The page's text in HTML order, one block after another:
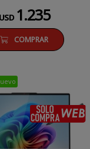
USD 1.235
COMPRAR
COMPRA WEB